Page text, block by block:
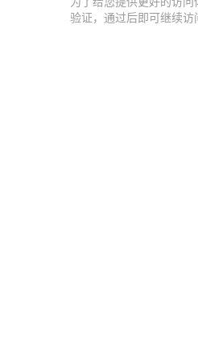
验证，通过后即可继续访